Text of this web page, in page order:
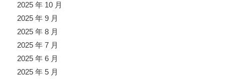
2025 年 10 月
2025 年 9 月
2025 年 8 月
2025 年 7 月
2025 年 6 月
2025 年 5 月